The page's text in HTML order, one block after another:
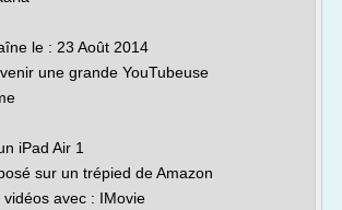
le : 23 Août 2014
une grande YouTubeuse
iPad Air 1
sur un trépied de Amazon
avec : IMovie